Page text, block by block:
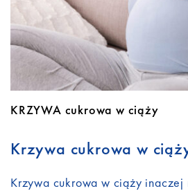
KRZYWA cukrowa w ciąży
Krzywa cukrowa w
Krzywa cukrowa w ciąży inaczej